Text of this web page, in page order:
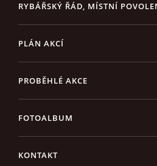
RYBÁŘSKÝ ŘÁD, MÍSTNÍ
PLÁN AKCÍ
PROBĚHLÉ AKCE
FOTOALBUM
KONTAKT